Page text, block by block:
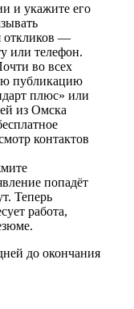
и укажите его
откликов —
или телефон.
во всех
публикацию
плюс» или
из Омска
контактов
попадёт
Теперь
работа,
до окончания